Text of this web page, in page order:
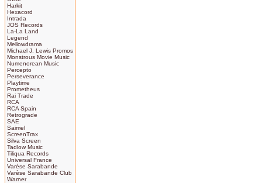
Harkit
Hexacord
Intrada
JOS Records
La-La Land
Legend
Mellowdrama
Michael J. Lewis Promos
Monstrous Movie Music
Numenorean Music
Percepto
Perseverance
Playtime
Prometheus
Rai Trade
RCA
RCA Spain
Retrograde
SAE
Saimel
ScreenTrax
Silva Screen
Tadlow Music
Tiliqua Records
Universal France
Varèse Sarabande
Varèse Sarabande Club
Warner